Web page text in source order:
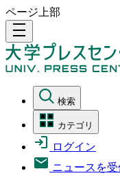
ページ上部
density_medium
検索
カテゴリ
ログイン
ニュースを受